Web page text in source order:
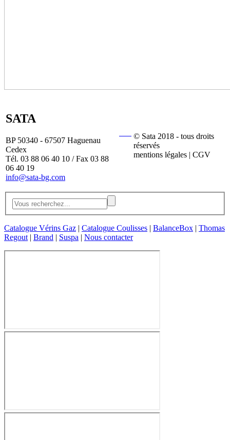
SATA
BP 50340 - 67507 Haguenau
Cedex
Tél. 03 88 06 40 10 / Fax 03 88
06 40 19
info@sata-bg.com
© Sata 2018 - tous droits
réservés
mentions légales | CGV
Catalogue Vérins Gaz | Catalogue Coulisses | BalanceBox | Thomas
Regout | Brand | Suspa | Nous contacter